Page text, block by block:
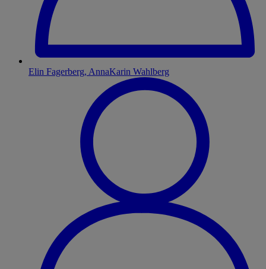
Elin Fagerberg, AnnaKarin Wahlberg